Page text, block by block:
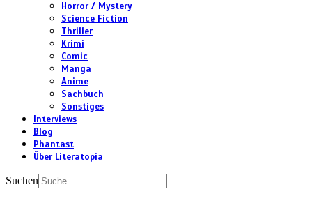
Horror / Mystery
Science Fiction
Thriller
Krimi
Comic
Manga
Anime
Sachbuch
Sonstiges
Interviews
Blog
Phantast
Über Literatopia
Suchen